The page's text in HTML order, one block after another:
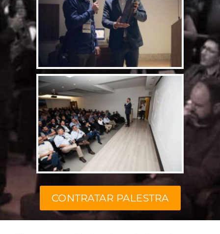
CONTRATAR PALESTRA